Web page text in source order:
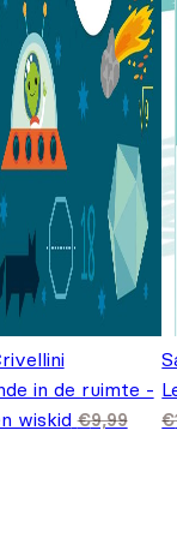
in de ruimte -
wiskid €9,99
prijs was:
prijs is: €6,99.
€